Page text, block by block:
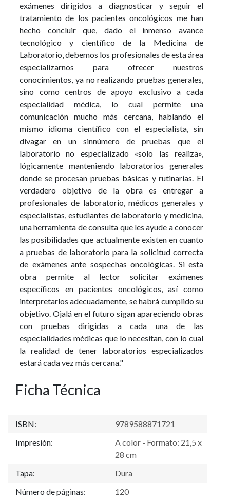
exámenes dirigidos a diagnosticar y seguir el
tratamiento de los pacientes oncológicos me han
hecho concluir que, dado el inmenso avance
tecnológico y científico de la Medicina de
Laboratorio, debemos los profesionales de esta área
especializarnos para ofrecer nuestros
conocimientos, ya no realizando pruebas generales,
sino como centros de apoyo exclusivo a cada
especialidad médica, lo cual permite una
comunicación mucho más cercana, hablando el
mismo idioma científico con el especialista, sin
divagar en un sinnúmero de pruebas que el
laboratorio no especializado «solo las realiza»,
lógicamente manteniendo laboratorios generales
donde se procesan pruebas básicas y rutinarias. El
verdadero objetivo de la obra es entregar a
profesionales de laboratorio, médicos generales y
especialistas, estudiantes de laboratorio y medicina,
una herramienta de consulta que les ayude a conocer
las posibilidades que actualmente existen en cuanto
a pruebas de laboratorio para la solicitud correcta
de exámenes ante sospechas oncológicas. Si esta
obra permite al lector solicitar exámenes
específicos en pacientes oncológicos, así como
interpretarlos adecuadamente, se habrá cumplido su
objetivo. Ojalá en el futuro sigan apareciendo obras
con pruebas dirigidas a cada una de las
especialidades médicas que lo necesitan, con lo cual
la realidad de tener laboratorios especializados
estará cada vez más cercana."
Ficha Técnica
ISBN:
9789588871721
Impresión:
A color - Formato: 21,5 x
28 cm
Tapa:
Dura
Número de páginas:
120